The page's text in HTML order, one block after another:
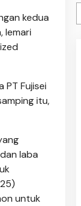
kedua
lemari
Fujisei
itu,
laba
untuk